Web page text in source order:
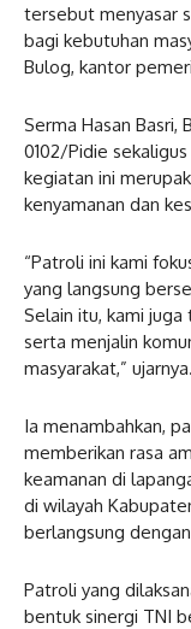
tersebut menyasar
bagi kebutuhan
Bulog, kantor
Serma Hasan Basri,
0102/Pidie
kegiatan ini
kenyamanan dan
“Patroli ini kami
yang langsung
Selain itu, kami
serta menjalin
masyarakat,” ujarnya.
Ia menambahkan,
memberikan rasa
keamanan di
di wilayah
berlangsung
Patroli yang
bentuk sinergi TNI